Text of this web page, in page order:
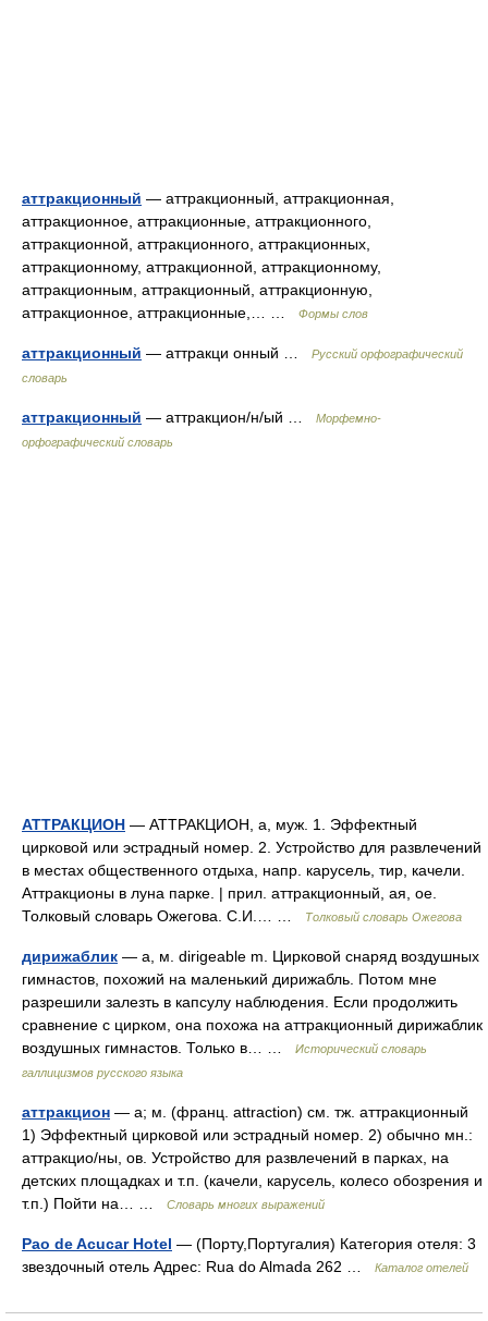
аттракционный — аттракционный, аттракционная,
аттракционное, аттракционные, аттракционного,
аттракционной, аттракционного, аттракционных,
аттракционному, аттракционной, аттракционному,
аттракционным, аттракционный, аттракционную,
аттракционное, аттракционные,… …
Формы слов
аттракционный — аттракци онный …
Русский орфографический
словарь
аттракционный — аттракцион/н/ый …
Морфемно-
орфографический словарь
АТТРАКЦИОН — АТТРАКЦИОН, а, муж. 1. Эффектный
цирковой или эстрадный номер. 2. Устройство для развлечений
в местах общественного отдыха, напр. карусель, тир, качели.
Аттракционы в луна парке. | прил. аттракционный, ая, ое.
Толковый словарь Ожегова. С.И.… …
Толковый словарь Ожегова
дирижаблик — а, м. dirigeable m. Цирковой снаряд воздушных
гимнастов, похожий на маленький дирижабль. Потом мне
разрешили залезть в капсулу наблюдения. Если продолжить
сравнение с цирком, она похожа на аттракционный дирижаблик
воздушных гимнастов. Только в… …
Исторический словарь
галлицизмов русского языка
аттракцион — а; м. (франц. attraction) см. тж. аттракционный
1) Эффектный цирковой или эстрадный номер. 2) обычно мн.:
аттракцио/ны, ов. Устройство для развлечений в парках, на
детских площадках и т.п. (качели, карусель, колесо обозрения и
т.п.) Пойти на… …
Словарь многих выражений
Pao de Acucar Hotel — (Порту,Португалия) Категория отеля: 3
звездочный отель Адрес: Rua do Almada 262 …
Каталог отелей